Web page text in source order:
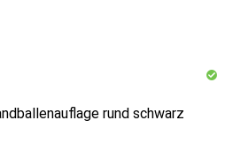
rund schwarz